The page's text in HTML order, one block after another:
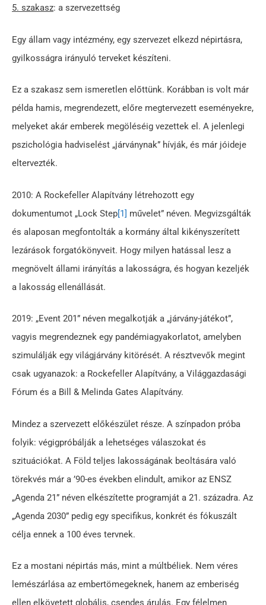
5. szakasz: a szervezettség
Egy állam vagy intézmény, egy szervezet elkezd népirtásra,
gyilkosságra irányuló terveket készíteni.
Ez a szakasz sem ismeretlen előttünk. Korábban is volt már
példa hamis, megrendezett, előre megtervezett eseményekre,
melyeket akár emberek megöléséig vezettek el. A jelenlegi
pszichológia hadviselést „járványnak” hívják, és már jóideje
eltervezték.
2010: A Rockefeller Alapítvány létrehozott egy
dokumentumot „Lock Step[1] művelet” néven. Megvizsgálták
és alaposan megfontolták a kormány által kikényszerített
lezárások forgatókönyveit. Hogy milyen hatással lesz a
megnövelt állami irányítás a lakosságra, és hogyan kezeljék
a lakosság ellenállását.
2019: „Event 201” néven megalkotják a „járvány-játékot”,
vagyis megrendeznek egy pandémiagyakorlatot, amelyben
szimulálják egy világjárvány kitörését. A résztvevők megint
csak ugyanazok: a Rockefeller Alapítvány, a Világgazdasági
Fórum és a Bill & Melinda Gates Alapítvány.
Mindez a szervezett előkészület része. A színpadon próba
folyik: végigpróbálják a lehetséges válaszokat és
szituációkat. A Föld teljes lakosságának beoltására való
törekvés már a ’90-es években elindult, amikor az ENSZ
„Agenda 21” néven elkészítette programját a 21. századra. Az
„Agenda 2030” pedig egy specifikus, konkrét és fókuszált
célja ennek a 100 éves tervnek.
Ez a mostani népirtás más, mint a múltbéliek. Nem véres
lemészárlása az embertömegeknek, hanem az emberiség
ellen elkövetett globális, csendes árulás. Egy félelmen